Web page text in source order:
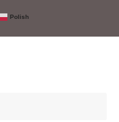
Polish